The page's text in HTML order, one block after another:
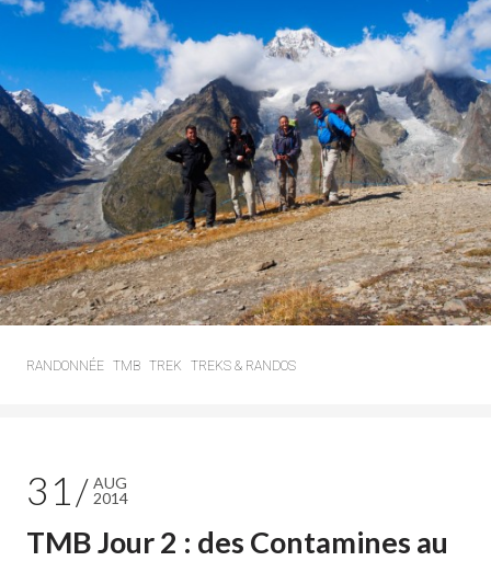
RANDONNÉE TMB TREK TREKS & RANDOS
31
AUG
2014
TMB Jour 2 : des Contamines au